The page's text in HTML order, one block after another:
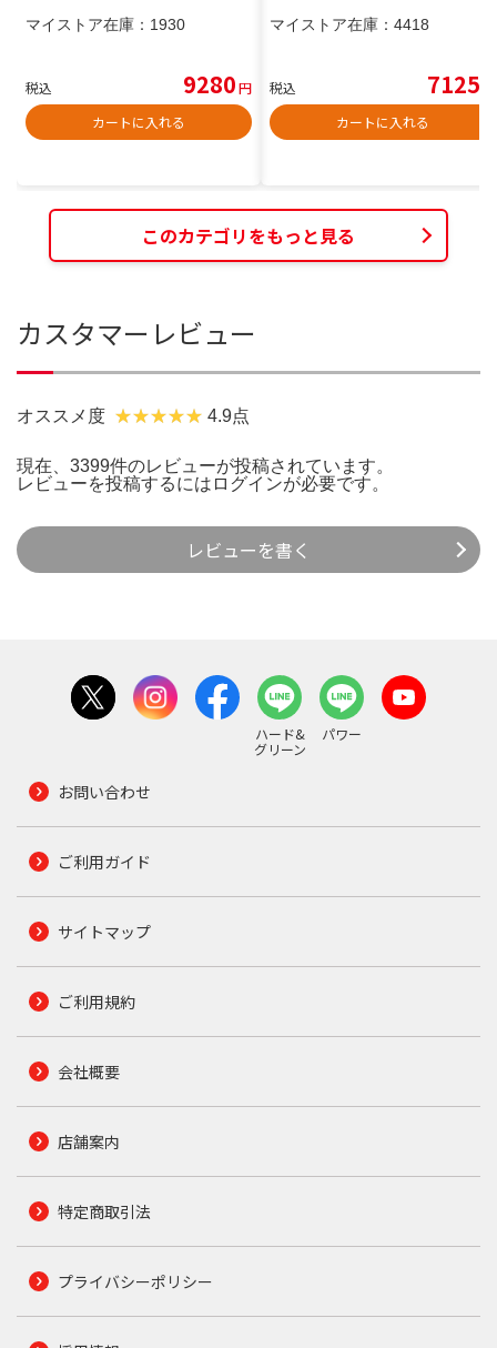
マイストア在庫： 1930
税込 9280円
カートに入れる
マイストア在庫： 4418
税込 7125
カートに入れる
このカテゴリをもっと見る
カスタマーレビュー
オススメ度 4.9点
現在、3399件のレビューが投稿されています。
レビューを投稿するには ログインが必要です。
レビューを書く
ハード&
グリーン
パワー
お問い合わせ
ご利用ガイド
サイトマップ
ご利用規約
会社概要
店舗案内
特定商取引法
プライバシーポリシー